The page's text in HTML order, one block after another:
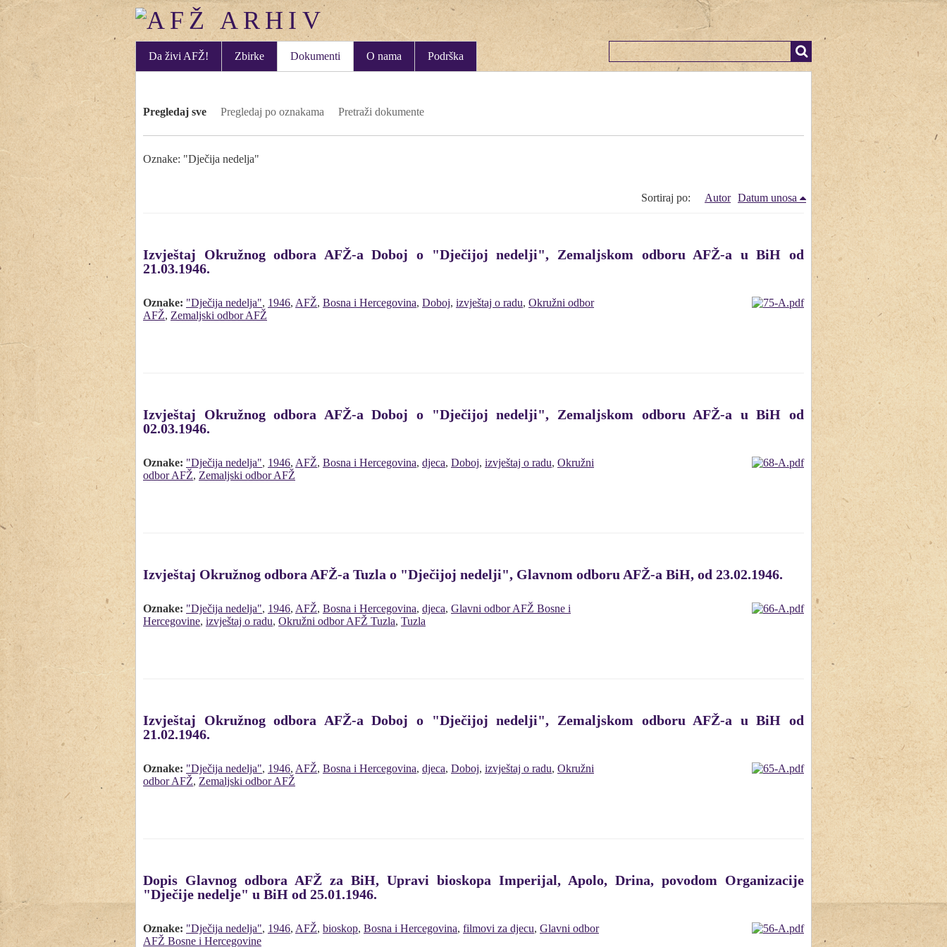
Da živi AFŽ! Zbirke Dokumenti O nama Podrška
Pregledaj sve Pregledaj po oznakama Pretraži dokumente
Oznake: "Dječija nedelja"
Sortiraj po: Autor Datum unosa
Izvještaj Okružnog odbora AFŽ-a Doboj o "Dječijoj nedelji", Zemaljskom odboru AFŽ-a u BiH od
21.03.1946.
Oznake: "Dječija nedelja", 1946, AFŽ, Bosna i Hercegovina, Doboj, izvještaj o radu, Okružni odbor
AFŽ, Zemaljski odbor AFŽ
Izvještaj Okružnog odbora AFŽ-a Doboj o "Dječijoj nedelji", Zemaljskom odboru AFŽ-a u BiH od
02.03.1946.
Oznake: "Dječija nedelja", 1946, AFŽ, Bosna i Hercegovina, djeca, Doboj, izvještaj o radu, Okružni
odbor AFŽ, Zemaljski odbor AFŽ
Izvještaj Okružnog odbora AFŽ-a Tuzla o "Dječijoj nedelji", Glavnom odboru AFŽ-a BiH, od 23.02.1946.
Oznake: "Dječija nedelja", 1946, AFŽ, Bosna i Hercegovina, djeca, Glavni odbor AFŽ Bosne i
Hercegovine, izvještaj o radu, Okružni odbor AFŽ Tuzla, Tuzla
Izvještaj Okružnog odbora AFŽ-a Doboj o "Dječijoj nedelji", Zemaljskom odboru AFŽ-a u BiH od
21.02.1946.
Oznake: "Dječija nedelja", 1946, AFŽ, Bosna i Hercegovina, djeca, Doboj, izvještaj o radu, Okružni
odbor AFŽ, Zemaljski odbor AFŽ
Dopis Glavnog odbora AFŽ za BiH, Upravi bioskopa Imperijal, Apolo, Drina, povodom Organizacije
"Dječije nedelje" u BiH od 25.01.1946.
Oznake: "Dječija nedelja", 1946, AFŽ, bioskop, Bosna i Hercegovina, filmovi za djecu, Glavni odbor
AFŽ Bosne i Hercegovine